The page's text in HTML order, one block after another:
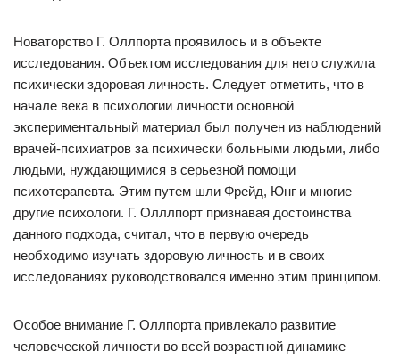
Новаторство Г. Оллпорта проявилось и в объекте
исследования. Объектом исследования для него служила
психически здоровая личность. Следует отметить, что в
начале века в психологии личности основной
экспериментальный материал был получен из наблюдений
врачей-психиатров за психически больными людьми, либо
людьми, нуждающимися в серьезной помощи
психотерапевта. Этим путем шли Фрейд, Юнг и многие
другие психологи. Г. Олллпорт признавая достоинства
данного подхода, считал, что в первую очередь
необходимо изучать здоровую личность и в своих
исследованиях руководствовался именно этим принципом.
Особое внимание Г. Оллпорта привлекало развитие
человеческой личности во всей возрастной динамике